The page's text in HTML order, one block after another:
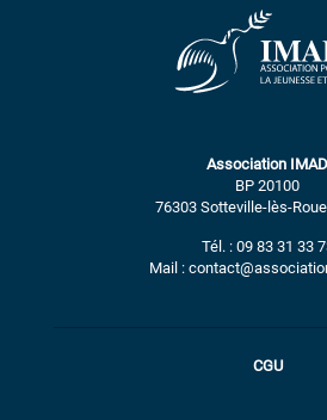
Association IMAD
BP 20100
76303 Sotteville-lès-
Tél. : 09 83 31 33
Mail :
CGU